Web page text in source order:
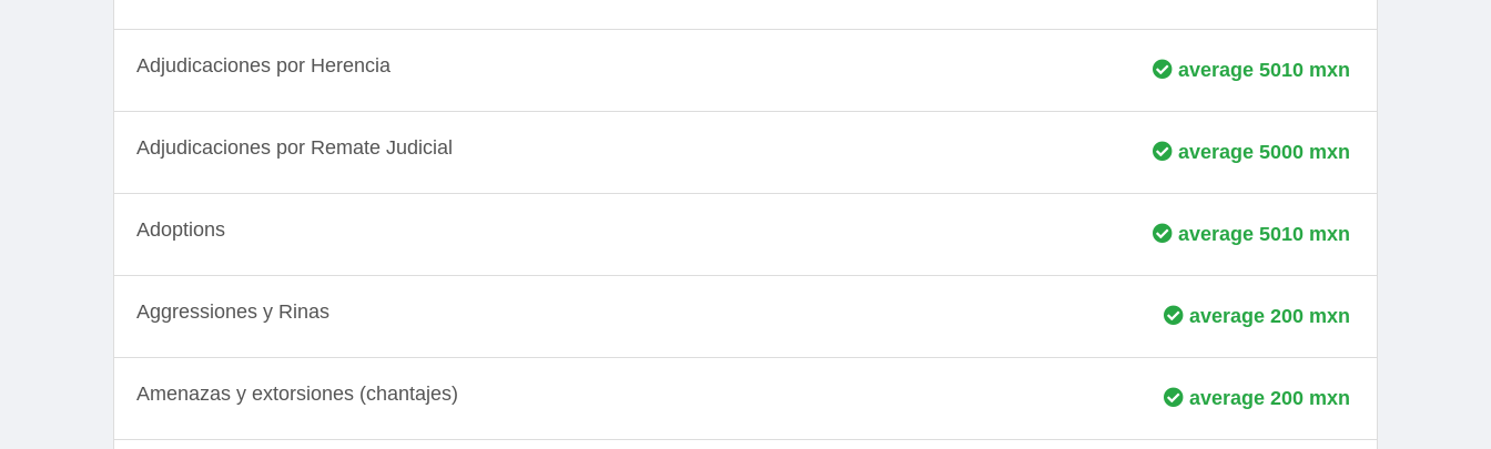
Adjudicaciones por Herencia average 5010 mxn
Adjudicaciones por Remate Judicial average 5000 mxn
Adoptions average 5010 mxn
Aggressiones y Rinas average 200 mxn
Amenazas y extorsiones (chantajes) average 200 mxn